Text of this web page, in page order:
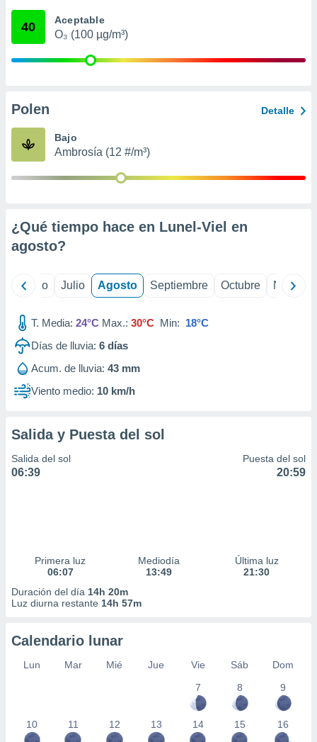
mediante
publicidad
de
40 Aceptable
O₃ (100 µg/m³)
Polen Detalle
Bajo
Ambrosía (12 #/m³)
¿Qué tiempo hace en Lunel-Viel en
agosto?
Junio Julio Agosto Septiembre Octubre
T. Media: 24°C Max.: 30°C Min: 18°C
Días de lluvia: 6 días
Acum. de lluvia: 43 mm
Viento medio: 10 km/h
Salida y Puesta del sol
Salida del sol
06:39
Puesta del sol
20:59
Primera luz
06:07
Mediodía
13:49
Última luz
21:30
Duración del día 14h 20m
Luz diurna restante 14h 57m
Calendario lunar
Lun Mar Mié Jue Vie Sáb
Dom
7
8 9
10 11 12 13 14 15 16